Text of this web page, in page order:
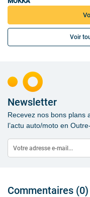
Voir
Newsletter
Recevez nos bons plans
l’actu auto/moto en
Commentaires (0)